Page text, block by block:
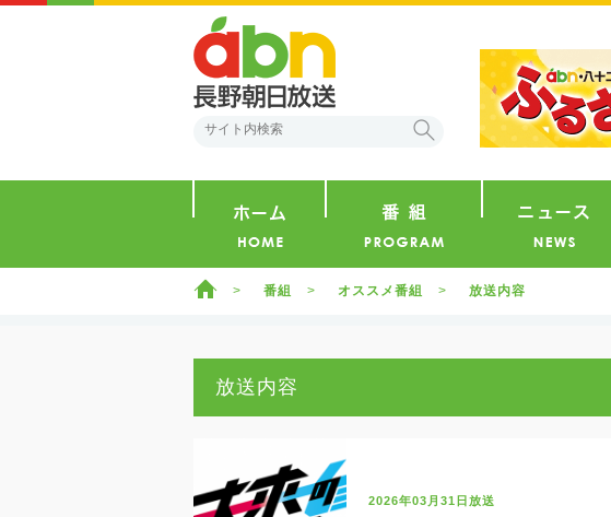
ホーム 番組 オススメ番組 放送内容
放送内容
2026年03月31日放送